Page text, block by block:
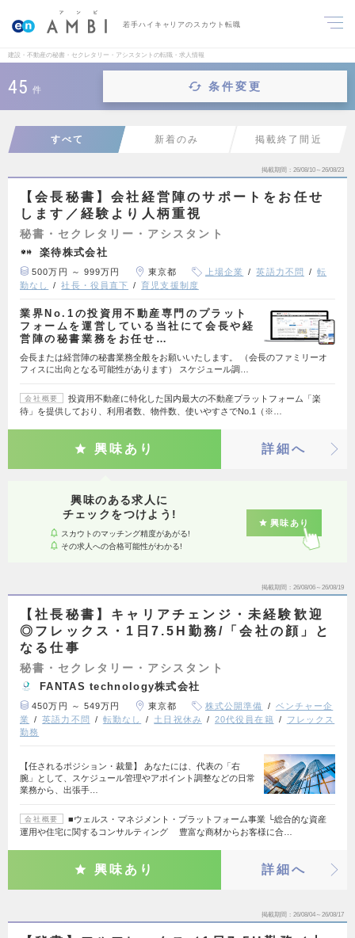
若手ハイキャリアのスカウト転職
建設・不動産の秘書・セクレタリー・アシスタントの転職・求人情報
45 件 条件変更
すべて 新着のみ 掲載終了間近
掲載期間 26/08/10～26/08/23
【会長秘書】会社経営陣のサポートをお任せ
します／経験より人柄重視
秘書・セクレタリー・アシスタント
楽待株式会社
500万円 ～ 999万円 東京都 上場企業 英語力不問
転
勤なし
社長・役員直下 育児支援制度
業界No.1の投資用不動産専門のプラット
フォームを運営している当社にて会長や経
営陣の秘書業務をお任せ…
会長または経営陣の秘書業務全般をお願いいたします。 （会長のファミリーオ
フィスに出向となる可能性があります） スケジュール調…
会社概要
投資用不動産に特化した国内最大の不動産プラットフォーム「楽
待」を提供しており、利用者数、物件数、使いやすさでNo.1（※…
興味あり 詳細へ
興味のある求人に
チェックをつけよう!
スカウトのマッチング精度があがる!
その求人への合格可能性がわかる!
興味あり
掲載期間 26/08/06～26/08/19
【社長秘書】キャリアチェンジ・未経験歓迎
◎フレックス・1日7.5H勤務/「会社の顔」と
なる仕事
秘書・セクレタリー・アシスタント
FANTAS technology株式会社
450万円 ～ 549万円 東京都 株式公開準備
ベンチャー企
業
英語力不問 転勤なし 土日祝休み 20代役員在籍
フレックス
勤務
【任されるポジション・裁量】 あなたには、代表の「右
腕」として、スケジュール管理やアポイント調整などの日常
業務から、出張手…
会社概要
■ウェルス・マネジメント・プラットフォーム事業 └総合的な資産
運用や住宅に関するコンサルティング 豊富な商材からお客様に合…
興味あり 詳細へ
掲載期間 26/08/04～26/08/17